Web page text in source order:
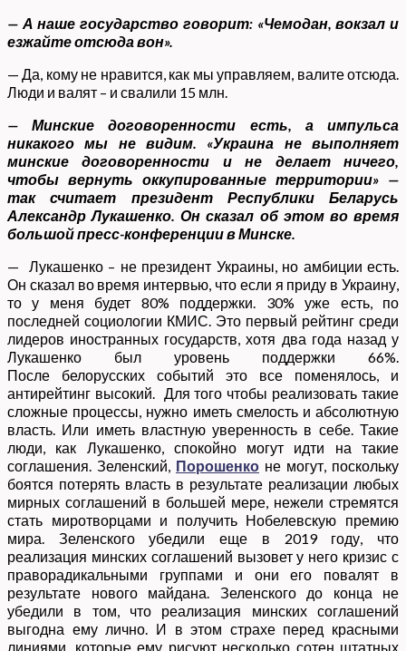
— А наше государство говорит: «Чемодан, вокзал и
езжайте отсюда вон».
— Да, кому не нравится, как мы управляем, валите отсюда.
Люди и валят – и свалили 15 млн.
— Минские договоренности есть, а импульса
никакого мы не видим. «Украина не выполняет
минские договоренности и не делает ничего,
чтобы вернуть оккупированные территории» —
так считает президент Республики Беларусь
Александр Лукашенко. Он сказал об этом во время
большой пресс-конференции в Минске.
— Лукашенко – не президент Украины, но амбиции есть.
Он сказал во время интервью, что если я приду в Украину,
то у меня будет 80% поддержки. 30% уже есть, по
последней социологии КМИС. Это первый рейтинг среди
лидеров иностранных государств, хотя два года назад у
Лукашенко был уровень поддержки 66%.
После белорусских событий это все поменялось, и
антирейтинг высокий. Для того чтобы реализовать такие
сложные процессы, нужно иметь смелость и абсолютную
власть. Или иметь властную уверенность в себе. Такие
люди, как Лукашенко, спокойно могут идти на такие
соглашения. Зеленский, Порошенко не могут, поскольку
боятся потерять власть в результате реализации любых
мирных соглашений в большей мере, нежели стремятся
стать миротворцами и получить Нобелевскую премию
мира. Зеленского убедили еще в 2019 году, что
реализация минских соглашений вызовет у него кризис с
праворадикальными группами и они его повалят в
результате нового майдана. Зеленского до конца не
убедили в том, что реализация минских соглашений
выгодна ему лично. И в этом страхе перед красными
линиями, которые ему рисуют несколько сотен штатных